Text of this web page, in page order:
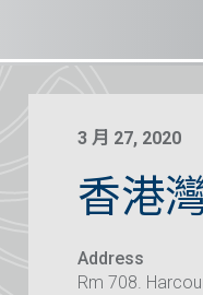
3 月 27, 2020
香港
Address
Rm 708.